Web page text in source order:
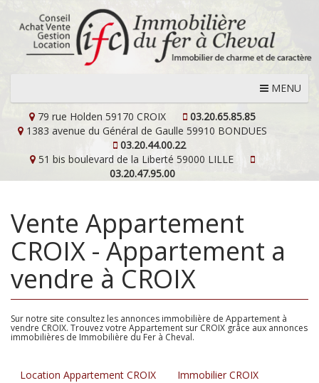
MENU
79 rue Holden 59170 CROIX
03.20.65.85.85
1383 avenue du Général de Gaulle 59910 BONDUES
03.20.44.00.22
51 bis boulevard de la Liberté 59000 LILLE
03.20.47.95.00
Vente Appartement
CROIX - Appartement a
vendre à CROIX
Sur notre site consultez les annonces immobilière de Appartement à
vendre CROIX. Trouvez votre Appartement sur CROIX grâce aux annonces
immobilières de Immobilière du Fer à Cheval.
Location Appartement CROIX Immobilier CROIX